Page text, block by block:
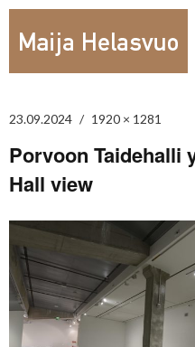
23.09.2024 1920 × 1281
Porvoon Taidehalli
Hall view